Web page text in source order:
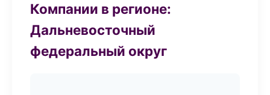
Компании в регионе:
Дальневосточный
федеральный округ